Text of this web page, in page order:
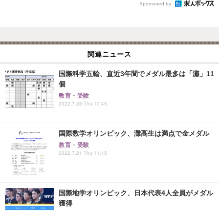
Sponsored by
関連ニュース
国際科学五輪、直近3年間でメダル最多は「灘」11
個
教育・受験
2022.7.28 Thu 10:45
国際数学オリンピック、灘高生は満点で金メダル
教育・受験
2022.7.21 Thu 11:15
国際地学オリンピック、日本代表4人全員がメダル
獲得